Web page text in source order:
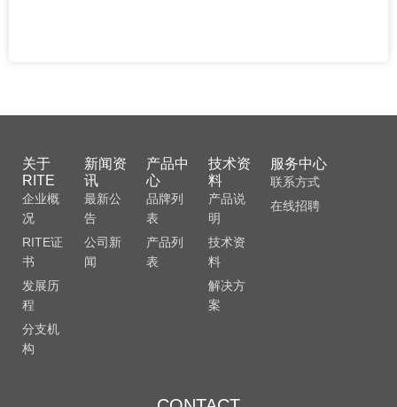
关于
RITE
企业概
况
RITE证
书
发展历
程
分支机
构
新闻资
讯
最新公
告
公司新
闻
产品中
心
品牌列
表
产品列
表
技术资
料
产品说
明
技术资
料
解决方
案
服务中心
联系方式
在线招聘